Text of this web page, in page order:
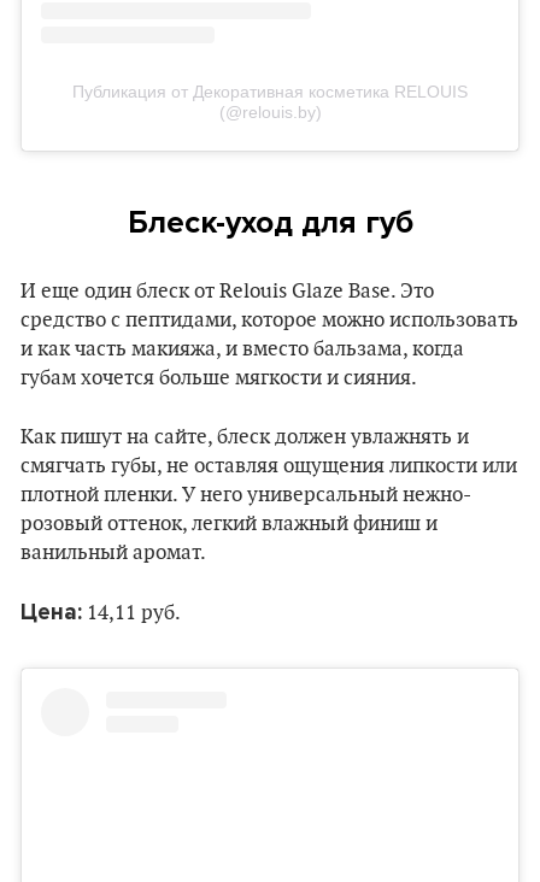
Публикация от Декоративная косметика RELOUIS
(@relouis.by)
Блеск-уход для губ
И еще один блеск от Relouis Glaze Base. Это
средство с пептидами, которое можно использовать
и как часть макияжа, и вместо бальзама, когда
губам хочется больше мягкости и сияния.
Как пишут на сайте, блеск должен увлажнять и
смягчать губы, не оставляя ощущения липкости или
плотной пленки. У него универсальный нежно-
розовый оттенок, легкий влажный финиш и
ванильный аромат.
Цена: 14,11 руб.